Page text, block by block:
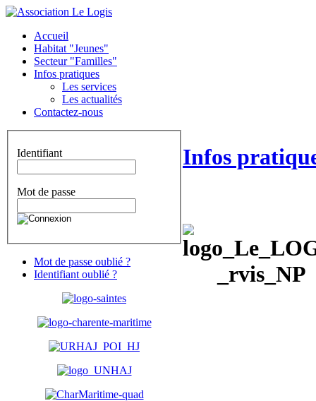
Accueil
Habitat "Jeunes"
Secteur "Familles"
Infos pratiques
Les services
Les actualités
Contactez-nous
Identifiant
Mot de passe
Mot de passe oublié ?
Identifiant oublié ?
Infos